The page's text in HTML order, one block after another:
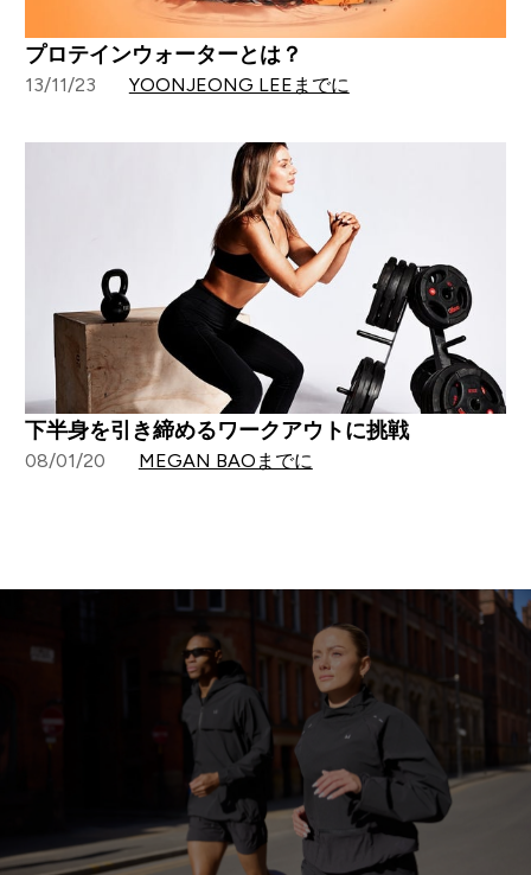
プロテインウォーターとは？
13/11/23 YOONJEONG LEEまでに
下半身を引き締めるワークアウトに挑戦
08/01/20 MEGAN BAOまでに